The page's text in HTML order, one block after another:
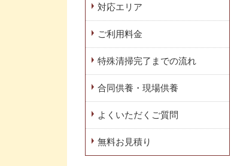
対応エリア
ご利用料金
特殊清掃完了までの流れ
合同供養・現場供養
よくいただくご質問
無料お見積り